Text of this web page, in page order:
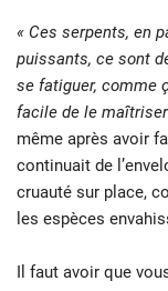
« Ces serpents, en
puissants, ce sont
se fatiguer, comme
facile de le
même après avoir
continuait de
cruauté sur place,
les espèces
Il faut avoir que